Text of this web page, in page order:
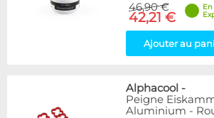
46,90 €
42,21 €
Ajouter au
Alphacool -
Peigne
Aluminium -